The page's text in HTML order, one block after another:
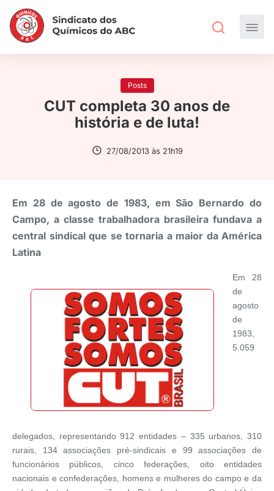
Posts
CUT completa 30 anos de
história e de luta!
27/08/2013 às 21h19
Em 28 de agosto de 1983, em São Bernardo do
Campo, a classe trabalhadora brasileira fundava a
central sindical que se tornaria a maior da América
Latina
Em 28
de
agosto
de
1983,
5.059
delegados, representando 912 entidades – 335 urbanos, 310
rurais, 134 associações pré-sindicais e 99 associações de
funcionários públicos, cinco federações, oito entidades
nacionais e confederações, homens e mulheres do campo e da